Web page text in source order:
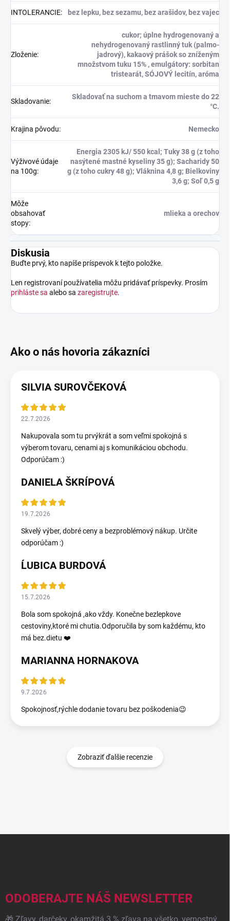
INTOLERANCIE: bez lepku, bez sezamu, bez arašidov, bez vajec
Zloženie:
cukor; úplne hydrogenovaný a
nehydrogenovaný rastlinný tuk (palmo-
jadrový), kakaový prášok so zníženým
množstvom tuku 15% , emulgátory: sorbitan
tristearát, SÓJOVÝ lecitín, aróma
Skladovanie:
Skladovať na suchom a tmavom mieste do 22
°C.
Krajina pôvodu: Nemecko
Výživové údaje
na 100g:
Energia 2305 kJ/ 550 kcal; Tuky 38 g (z toho
nasýtené mastné kyseliny 35 g); Sacharidy 50
g (z toho cukry 48 g); Vláknina 4,8 g; Bielkoviny
3,6 g; Soľ 0,5 g
Môže
obsahovať
stopy:
mlieka a orechov
Diskusia
Buďte prvý, kto napíše príspevok k tejto položke.
Len registrovaní používatelia môžu pridávať príspevky. Prosím
prihláste sa alebo sa zaregistrujte.
SILVIA SUROVČEKOVÁ
22.7.2026
Nakupovala som tu prvýkrát a som veľmi spokojná s
výberom tovaru, cenami aj s komunikáciou obchodu.
Odporúčam :)
DANIELA ŠKRÍPOVÁ
19.7.2026
Skvelý výber, dobré ceny a bezproblémový nákup. Určite
odporúčam :)
ĹUBICA BURDOVÁ
15.7.2026
Bola som spokojná ,ako vždy. Konečne bezlepkove
cestoviny,ktoré mi chutia.Odporučila by som každému, kto
má bez.dietu ❤️
MARIANNA HORNAKOVA
9.7.2026
Spokojnosť,rýchle dodanie tovaru bez poškodenia😉
Zobraziť ďalšie recenzie
ODOBERAJTE NÁŠ NEWSLETTER